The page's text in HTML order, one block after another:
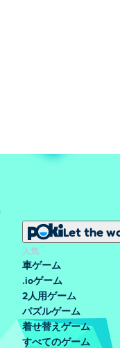
Let the
人気
車ゲーム
.ioゲーム
2人用ゲーム
パズルゲーム
着せ替えゲーム
すべてのゲーム